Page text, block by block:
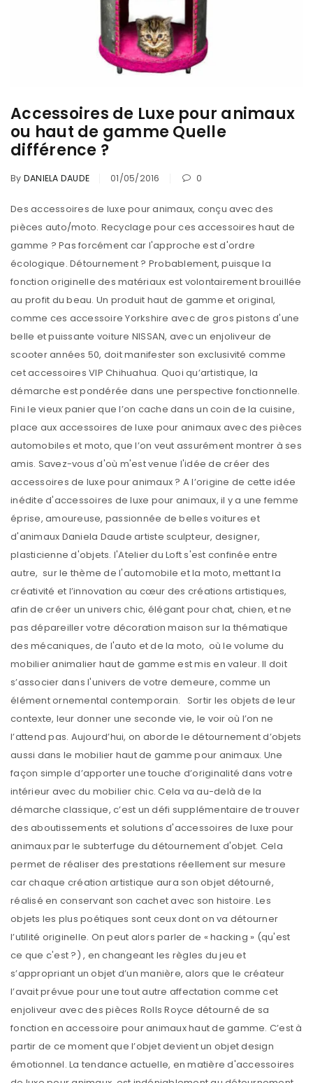
Accessoires de Luxe pour animaux
ou haut de gamme Quelle
différence ?
By DANIELA DAUDE 01/05/2016 0
Des accessoires de luxe pour animaux, conçu avec des
pièces auto/moto. Recyclage pour ces accessoires haut de
gamme ? Pas forcément car l'approche est d'ordre
écologique. Détournement ? Probablement, puisque la
fonction originelle des matériaux est volontairement brouillée
au profit du beau. Un produit haut de gamme et original,
comme ces accessoire Yorkshire avec de gros pistons d'une
belle et puissante voiture NISSAN, avec un enjoliveur de
scooter années 50, doit manifester son exclusivité comme
cet accessoires VIP Chihuahua. Quoi qu’artistique, la
démarche est pondérée dans une perspective fonctionnelle.
Fini le vieux panier que l’on cache dans un coin de la cuisine,
place aux accessoires de luxe pour animaux avec des pièces
automobiles et moto, que l’on veut assurément montrer à ses
amis. Savez-vous d'où m'est venue l'idée de créer des
accessoires de luxe pour animaux ? A l’origine de cette idée
inédite d'accessoires de luxe pour animaux, il y a une femme
éprise, amoureuse, passionnée de belles voitures et
d'animaux Daniela Daude artiste sculpteur, designer,
plasticienne d'objets. l'Atelier du Loft s'est confinée entre
autre, sur le thème de l'automobile et la moto, mettant la
créativité et l’innovation au cœur des créations artistiques,
afin de créer un univers chic, élégant pour chat, chien, et ne
pas dépareiller votre décoration maison sur la thématique
des mécaniques, de l'auto et de la moto, où le volume du
mobilier animalier haut de gamme est mis en valeur. Il doit
s’associer dans l'univers de votre demeure, comme un
élément ornemental contemporain. Sortir les objets de leur
contexte, leur donner une seconde vie, le voir où l’on ne
l’attend pas. Aujourd’hui, on aborde le détournement d’objets
aussi dans le mobilier haut de gamme pour animaux. Une
façon simple d’apporter une touche d’originalité dans votre
intérieur avec du mobilier chic. Cela va au-delà de la
démarche classique, c’est un défi supplémentaire de trouver
des aboutissements et solutions d'accessoires de luxe pour
animaux par le subterfuge du détournement d'objet. Cela
permet de réaliser des prestations réellement sur mesure
car chaque création artistique aura son objet détourné,
réalisé en conservant son cachet avec son histoire. Les
objets les plus poétiques sont ceux dont on va détourner
l’utilité originelle. On peut alors parler de « hacking » (qu'est
ce que c'est ?) , en changeant les règles du jeu et
s’appropriant un objet d’un manière, alors que le créateur
l’avait prévue pour une tout autre affectation comme cet
enjoliveur avec des pièces Rolls Royce détourné de sa
fonction en accessoire pour animaux haut de gamme. C’est à
partir de ce moment que l’objet devient un objet design
émotionnel. La tendance actuelle, en matière d'accessoires